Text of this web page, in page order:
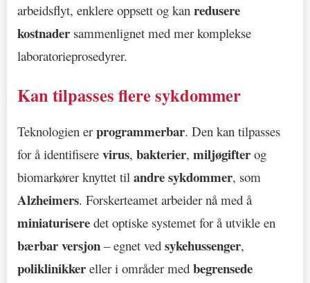
arbeidsflyt, enklere oppsett og kan redusere
kostnader sammenlignet med mer komplekse
laboratorieprosedyrer.
Kan tilpasses flere sykdommer
Teknologien erprogrammerbar. Den kan tilpasses
for å identifisere virus, bakterier, miljøgifter og
biomarkører knyttet til andre sykdommer, som
Alzheimers. Forskerteamet arbeider nå med å
miniaturisere det optiske systemet for å utvikle en
bærbar versjon – egnet ved sykehussenger,
poliklinikker eller i områder med begrensede